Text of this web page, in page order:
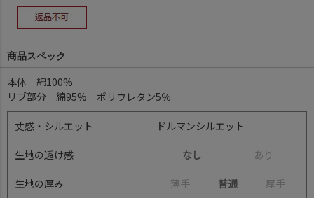
商品スペック
本体 綿100%
リブ部分 綿95% ポリウレタン5％
丈感・シルエット ドルマンシルエット
生地の透け感 なし あ り
生地の厚み 薄手 普通 厚手